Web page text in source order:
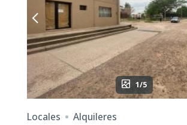
1/5
Locales
Alquileres